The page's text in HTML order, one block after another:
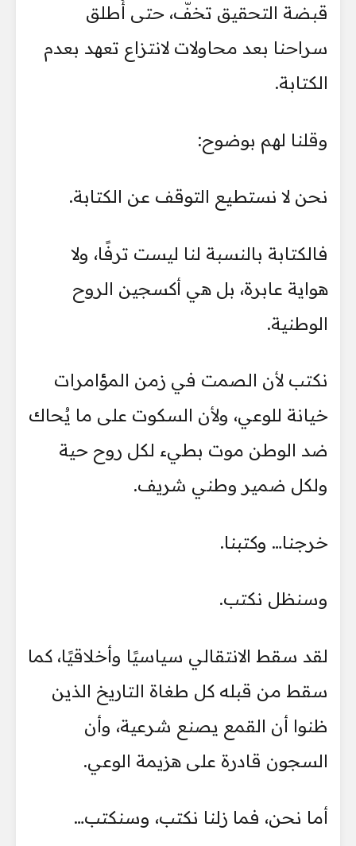
قبضة التحقيق تخفّ، حتى أُطلق
سراحنا بعد محاولات لانتزاع تعهد بعدم
الكتابة.
وقلنا لهم بوضوح:
نحن لا نستطيع التوقف عن الكتابة.
فالكتابة بالنسبة لنا ليست ترفًا، ولا
هواية عابرة، بل هي أكسجين الروح
الوطنية.
نكتب لأن الصمت في زمن المؤامرات
خيانة للوعي، ولأن السكوت على ما يُحاك
ضد الوطن موت بطيء لكل روح حية
ولكل ضمير وطني شريف.
خرجنا… وكتبنا.
وسنظل نكتب.
لقد سقط الانتقالي سياسيًا وأخلاقيًا، كما
سقط من قبله كل طغاة التاريخ الذين
ظنوا أن القمع يصنع شرعية، وأن
السجون قادرة على هزيمة الوعي.
أما نحن، فما زلنا نكتب، وسنكتب…